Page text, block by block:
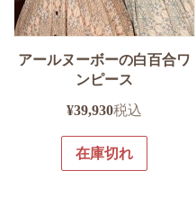
アールヌーボーの白百合ワ
ンピース
¥39,930税込
在庫切れ